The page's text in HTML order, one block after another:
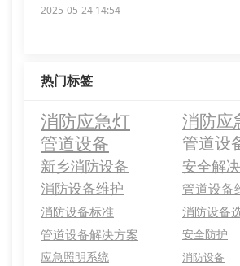
2025-05-24 14:54
热门标签
消防应急灯 消防应
管道设备 管道设
新乡消防设备 安全解
消防设备维护 管道设备
消防设备标准
消防设备
管道设备解决方案
安全防护
应急照明系统
消防设备